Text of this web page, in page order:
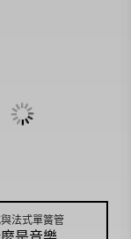
法式單簧管